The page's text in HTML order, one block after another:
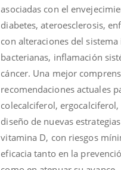
asociadas con el
diabetes, ateroesclerosis,
con alteraciones del
bacterianas, inflamación
cáncer. Una mejor
recomendaciones actuales
colecalciferol,
diseño de nuevas
vitamina D, con riesgos
eficacia tanto en la